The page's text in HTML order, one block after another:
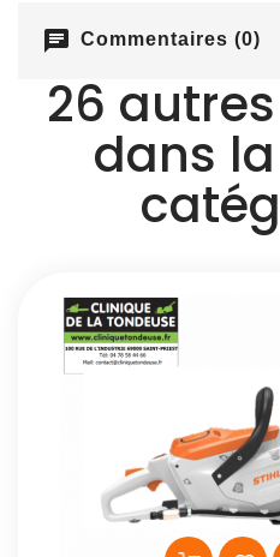
chat Commentaires (0)
26
dans